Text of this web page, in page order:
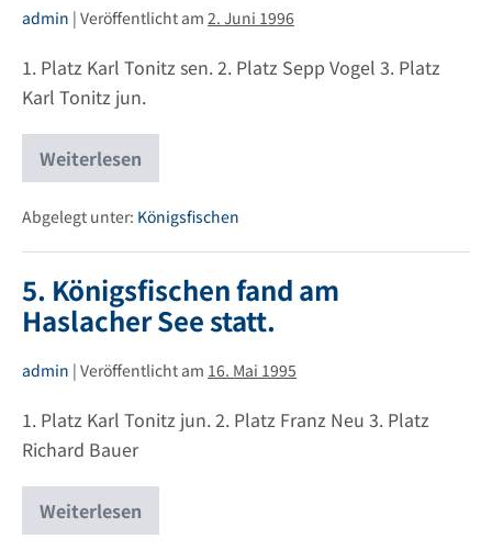
admin | Veröffentlicht am 2. Juni 1996
1. Platz Karl Tonitz sen. 2. Platz Sepp Vogel 3. Platz
Karl Tonitz jun.
Weiterlesen
6.
Königsfischen
am
Biberschwöller
See
Abgelegt unter: Königsfischen
5. Königsfischen fand am
Haslacher See statt.
admin | Veröffentlicht am 16. Mai 1995
1. Platz Karl Tonitz jun. 2. Platz Franz Neu 3. Platz
Richard Bauer
Weiterlesen
5.
Königsfischen